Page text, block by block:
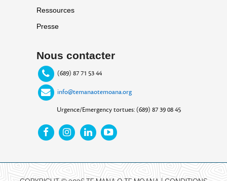
Ressources
Presse
Nous contacter
(689) 87 71 53 44
info@temanaotemoana.org
Urgence/Emergency tortues: (689) 87 39 08 45